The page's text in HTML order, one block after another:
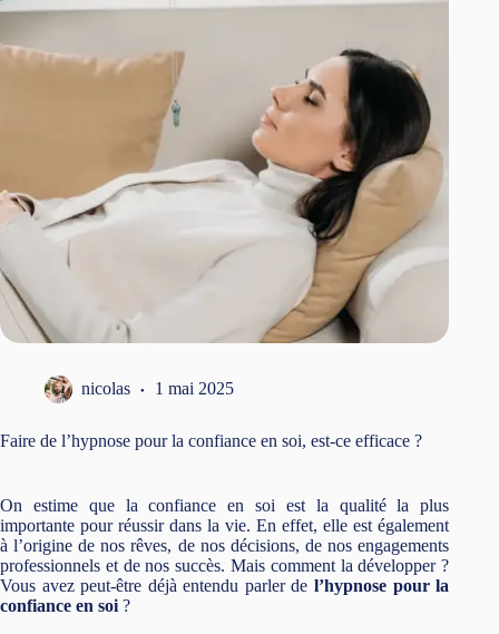
nicolas 1 mai 2025
Faire de l’hypnose pour la confiance en soi, est-ce efficace ?
On estime que la confiance en soi est la qualité la plus
importante pour réussir dans la vie. En effet, elle est également
à l’origine de nos rêves, de nos décisions, de nos engagements
professionnels et de nos succès. Mais comment la développer ?
Vous avez peut-être déjà entendu parler del’hypnose pour la
confiance en soi ?